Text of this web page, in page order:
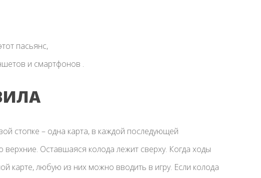
пасьянс,
и смартфонов .
стопке – одна карта, в каждой последующей
Оставшаяся колода лежит сверху. Когда ходы
карте, любую из них можно вводить в игру. Если колода